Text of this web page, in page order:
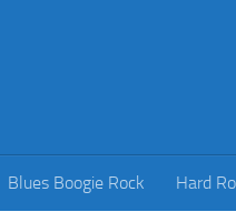
Blues Boogie Rock Hard